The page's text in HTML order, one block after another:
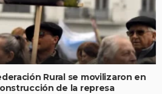
Rural se movilizaron en
de la represa